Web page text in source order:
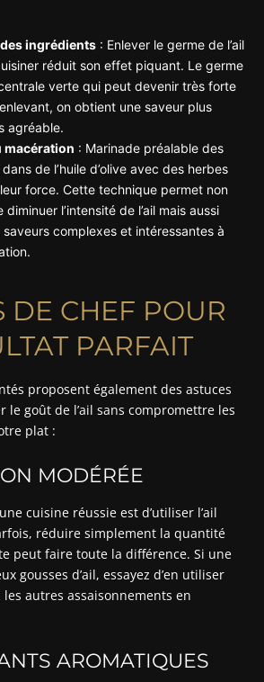
ingrédients : Enlever le germe de l’ail
réduit son effet piquant. Le germe
verte qui peut devenir très forte
on obtient une saveur plus
agréable.
macération : Marinade préalable des
dans de l’huile d’olive avec des herbes
force. Cette technique permet non
diminuer l’intensité de l’ail mais aussi
saveurs complexes et intéressantes à
DE CHEF POUR
PARFAIT
proposent également des astuces
le goût de l’ail sans compromettre les
plat :
MODÉRÉE
cuisine réussie est d’utiliser l’ail
réduire simplement la quantité
peut faire toute la différence. Si une
gousses d’ail, essayez d’en utiliser
autres assaisonnements en
AROMATIQUES